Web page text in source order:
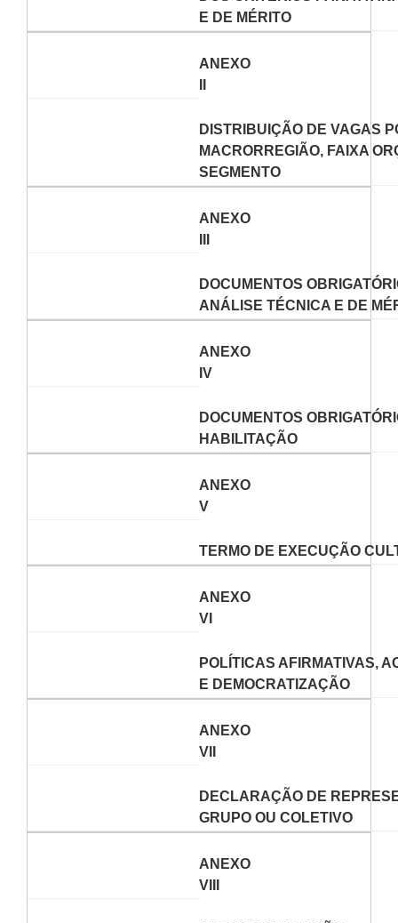
E DE MÉRITO
ANEXO
DISTRIBUIÇÃO DE VAGAS
MACRORREGIÃO, FAIXA
SEGMENTO
ANEXO
DOCUMENTOS
ANÁLISE TÉCNICA E DE
ANEXO
IV
DOCUMENTOS
HABILITAÇÃO
ANEXO
V
TERMO DE EXECUÇÃO
ANEXO
VI
POLÍTICAS AFIRMATIVAS,
E DEMOCRATIZAÇÃO
ANEXO
VII
DECLARAÇÃO DE
GRUPO OU COLETIVO
ANEXO
VIII